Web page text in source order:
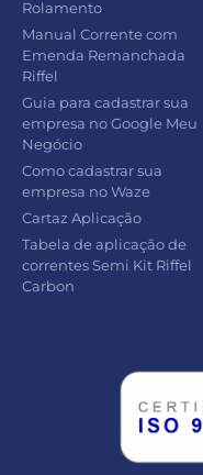
Rolamento
Manual Corrente com
Emenda Remanchada
Riffel
Guia para cadastrar sua
empresa no Google Meu
Negócio
Como cadastrar sua
empresa no Waze
Cartaz Aplicação
Tabela de aplicação de
correntes Semi Kit Riffel
Carbon